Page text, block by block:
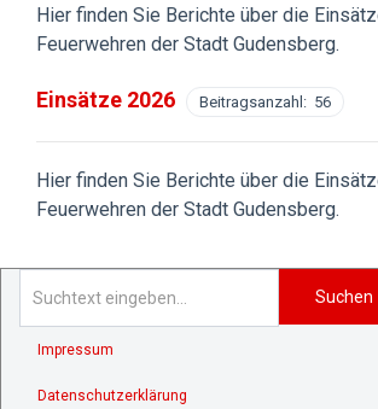
Hier finden Sie Berichte über die
Feuerwehren der Stadt Gudensberg.
Einsätze 2026 Beitragsanzahl: 56
Hier finden Sie Berichte über die
Feuerwehren der Stadt Gudensberg.
Suchen
Impressum
Datenschutzerklärung